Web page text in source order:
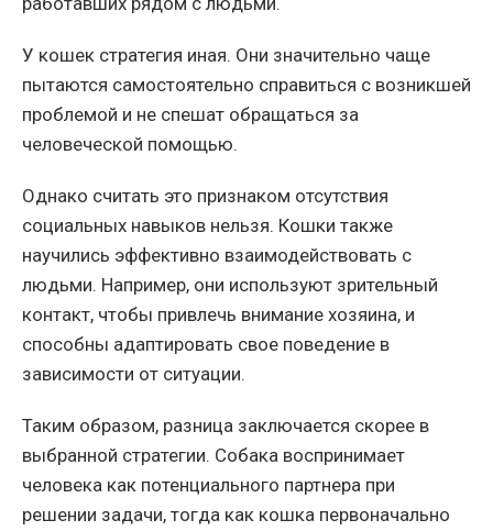
У кошек стратегия иная. Они значительно чаще
пытаются самостоятельно справиться с возникшей
проблемой и не спешат обращаться за
человеческой помощью.
Однако считать это признаком отсутствия
социальных навыков нельзя. Кошки также
научились эффективно взаимодействовать с
людьми. Например, они используют зрительный
контакт, чтобы привлечь внимание хозяина, и
способны адаптировать свое поведение в
зависимости от ситуации.
Таким образом, разница заключается скорее в
выбранной стратегии. Собака воспринимает
человека как потенциального партнера при
решении задачи, тогда как кошка первоначально